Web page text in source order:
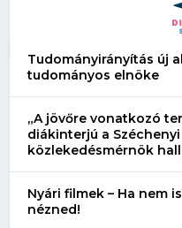
Tudományirányítás új
tudományos elnöke
„A jövőre vonatkozó
diákinterjú a
közlekedésmérnök
Nyári filmek – Ha nem
nézned!